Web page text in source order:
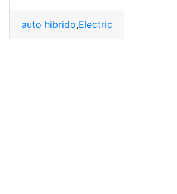
auto hibrido,Electrico